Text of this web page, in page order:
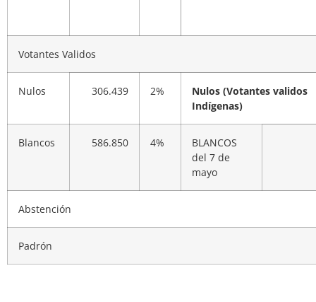
Votantes Validos
Nulos 306.439 2%
Nulos (Votantes validos
Indígenas)
Blancos 586.850 4%
BLANCOS
del 7 de
mayo
Abstención
Padrón